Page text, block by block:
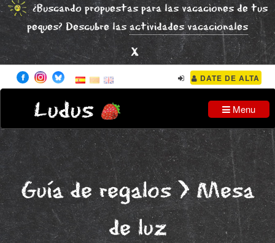
¿Buscando propuestas para las vacaciones de tus
peques? Descubre lasactividades vacacionales
x
DATE DE ALTA
Ludus Menu
Guía de regalos> Mesa
de luz